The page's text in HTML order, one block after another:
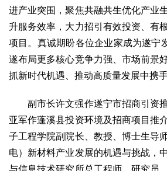
进产业突围，聚焦共融共生优化产业
升服务效率，大力招引有效投资、有
项目。真诚期盼各位企业家成为遂宁
遂布局更多核心竞争力强、市场前景
抓新时代机遇、推动高质量发展中携
副市长许文强作遂宁市招商引资
亚军作蓬溪县投资环境及招商项目推
子工程学院副院长、教授、博士生导
电）新材料产业发展的机遇与挑战，
与信息技术研究所总工程师、研究员